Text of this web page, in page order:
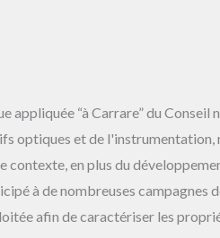
appliquée “à Carrare” du Conseil
optiques et de l'instrumentation,
contexte, en plus du
à de nombreuses campagnes
afin de caractériser les